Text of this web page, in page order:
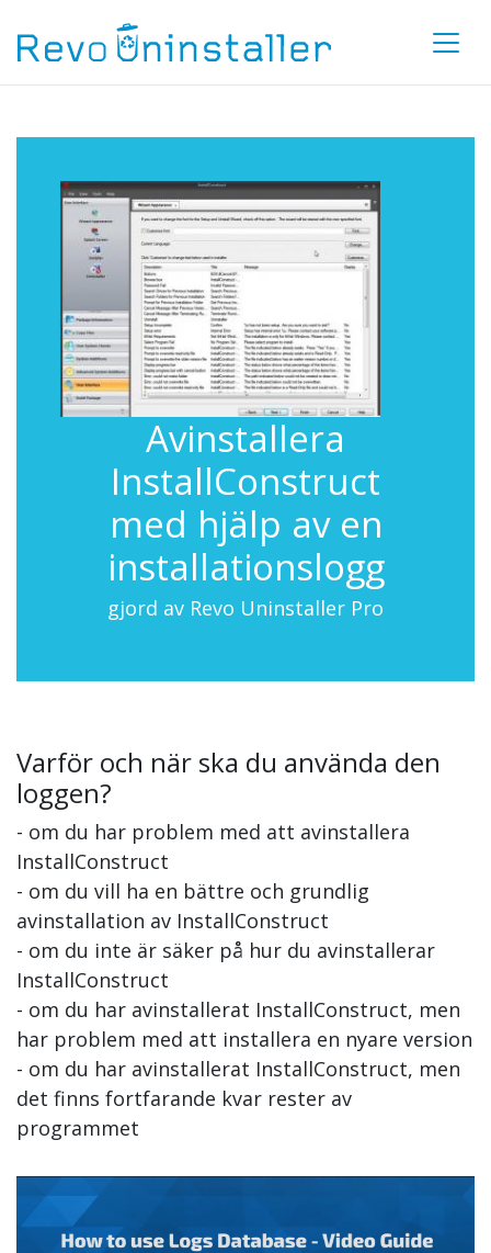
Avinstallera
InstallConstruct
med hjälp av en
installationslogg
gjord av Revo Uninstaller Pro
Varför och när ska du använda den
loggen?
- om du har problem med att avinstallera
InstallConstruct
- om du vill ha en bättre och grundlig
avinstallation av InstallConstruct
- om du inte är säker på hur du avinstallerar
InstallConstruct
- om du har avinstallerat InstallConstruct, men
har problem med att installera en nyare version
- om du har avinstallerat InstallConstruct, men
det finns fortfarande kvar rester av
programmet